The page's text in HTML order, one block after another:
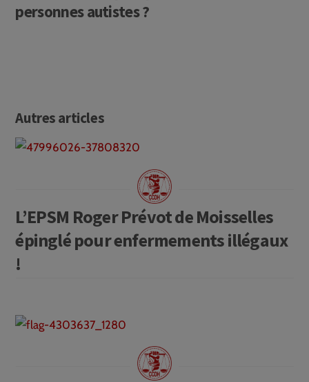
personnes autistes ?
Autres articles
L’EPSM Roger Prévot de Moisselles
épinglé pour enfermements illégaux
!